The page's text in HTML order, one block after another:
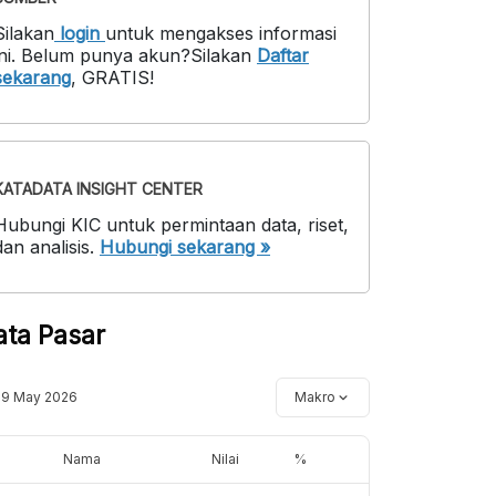
login untuk mengakses informasi
. Belum punya akun?Silakan Daftar
, GRATIS!
INSIGHT CENTER
KIC untuk permintaan data, riset,
analisis. Hubungi sekarang »
Pasar
May 2026 Makro
Nama Nilai %